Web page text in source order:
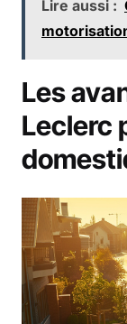
Lire aussi :
Les
Leclerc